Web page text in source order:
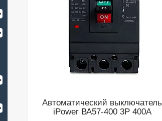
Автоматический выключатель
iPower ВА57-400 3P 400A